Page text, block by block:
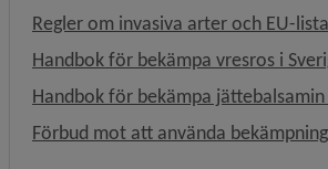
Regler om invasiva arter och EU-
Handbok för bekämpa vresros i
Handbok för bekämpa jättebalsamin
Förbud mot att använda